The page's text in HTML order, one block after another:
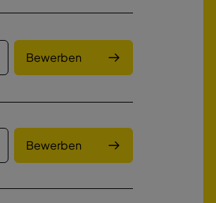
Bewerben
Bewerben